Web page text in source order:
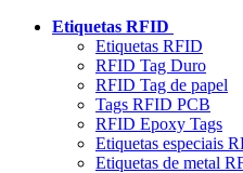
Etiquetas RFID
Etiquetas RFID
RFID Tag Duro
RFID Tag de papel
Tags RFID PCB
RFID Epoxy Tags
Etiquetas especiais
Etiquetas de metal